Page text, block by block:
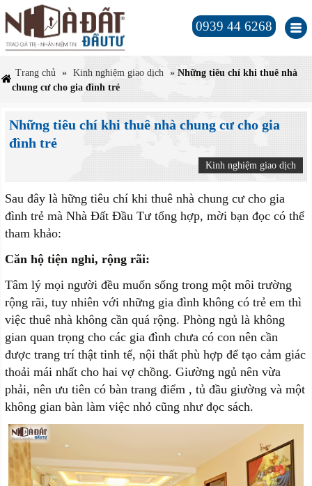
0939 44 6268
Trang chủ » Kinh nghiệm giao dịch »Những tiêu chí khi thuê nhà
chung cư cho gia đình trẻ
Những tiêu chí khi thuê nhà chung cư cho gia
đình trẻ
Kinh nghiệm giao dịch
Sau đây là hững tiêu chí khi thuê nhà chung cư cho gia
đình trẻ mà Nhà Đất Đầu Tư tổng hợp, mời bạn đọc có thể
tham khảo:
Căn hộ tiện nghi, rộng rãi:
Tâm lý mọi người đều muốn sống trong một môi trường
rộng rãi, tuy nhiên với những gia đình không có trẻ em thì
việc thuê nhà không cần quá rộng. Phòng ngủ là không
gian quan trọng cho các gia đình chưa có con nên cần
được trang trí thật tinh tế, nội thất phù hợp để tạo cảm giác
thoải mái nhất cho hai vợ chồng. Giường ngủ nên vừa
phải, nên ưu tiên có bàn trang điểm , tủ đầu giường và một
không gian bàn làm việc nhỏ cũng như đọc sách.